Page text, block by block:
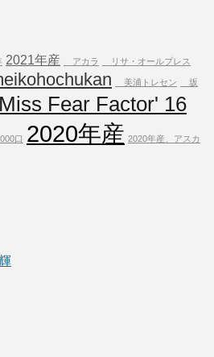
2021年産 アカラ リサ・オールプレス
美浦トレセン 坂
Fear Factor' 16
口 2020年産 2020年産、アスカ